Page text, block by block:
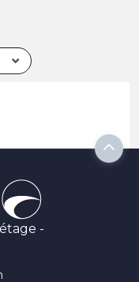
-